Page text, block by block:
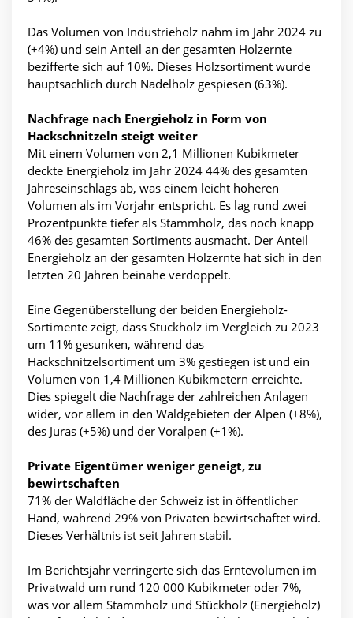
Das Volumen von Industrieholz nahm im Jahr 2024 zu
(+4%) und sein Anteil an der gesamten Holzernte
bezifferte sich auf 10%. Dieses Holzsortiment wurde
hauptsächlich durch Nadelholz gespiesen (63%).
Nachfrage nach Energieholz in Form von
Hackschnitzeln steigt weiter
Mit einem Volumen von 2,1 Millionen Kubikmeter
deckte Energieholz im Jahr 2024 44% des gesamten
Jahreseinschlags ab, was einem leicht höheren
Volumen als im Vorjahr entspricht. Es lag rund zwei
Prozentpunkte tiefer als Stammholz, das noch knapp
46% des gesamten Sortiments ausmacht. Der Anteil
Energieholz an der gesamten Holzernte hat sich in den
letzten 20 Jahren beinahe verdoppelt.
Eine Gegenüberstellung der beiden Energieholz-
Sortimente zeigt, dass Stückholz im Vergleich zu 2023
um 11% gesunken, während das
Hackschnitzelsortiment um 3% gestiegen ist und ein
Volumen von 1,4 Millionen Kubikmetern erreichte.
Dies spiegelt die Nachfrage der zahlreichen Anlagen
wider, vor allem in den Waldgebieten der Alpen (+8%),
des Juras (+5%) und der Voralpen (+1%).
Private Eigentümer weniger geneigt, zu
bewirtschaften
71% der Waldfläche der Schweiz ist in öffentlicher
Hand, während 29% von Privaten bewirtschaftet wird.
Dieses Verhältnis ist seit Jahren stabil.
Im Berichtsjahr verringerte sich das Erntevolumen im
Privatwald um rund 120 000 Kubikmeter oder 7%,
was vor allem Stammholz und Stückholz (Energieholz)